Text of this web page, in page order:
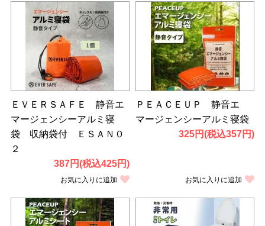
ＥＶＥＲＳＡＦＥ 静音エ
マージェンシーアルミ寝
袋 収納袋付 ＥＳＡＮ０
２
387円(税込425円)
お気に入りに追加
ＰＥＡＣＥＵＰ 静音エ
マージェンシーアルミ寝袋
325円(税込357円)
お気に入りに追加